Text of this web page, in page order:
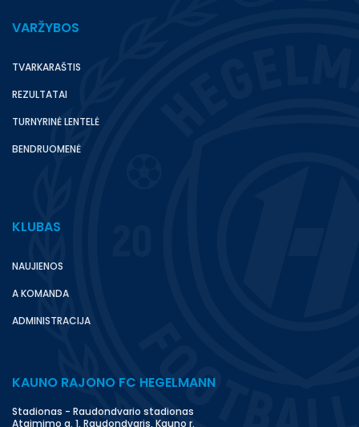
VARŽYBOS
TVARKARAŠTIS
REZULTATAI
TURNYRINĖ LENTELĖ
BENDRUOMENĖ
KLUBAS
NAUJIENOS
A KOMANDA
ADMINISTRACIJA
KAUNO RAJONO FC HEGELMANN
Stadionas - Raudondvario stadionas
Atgimimo g. 1, Raudondvaris, Kauno r.